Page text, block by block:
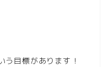
う目標があります！